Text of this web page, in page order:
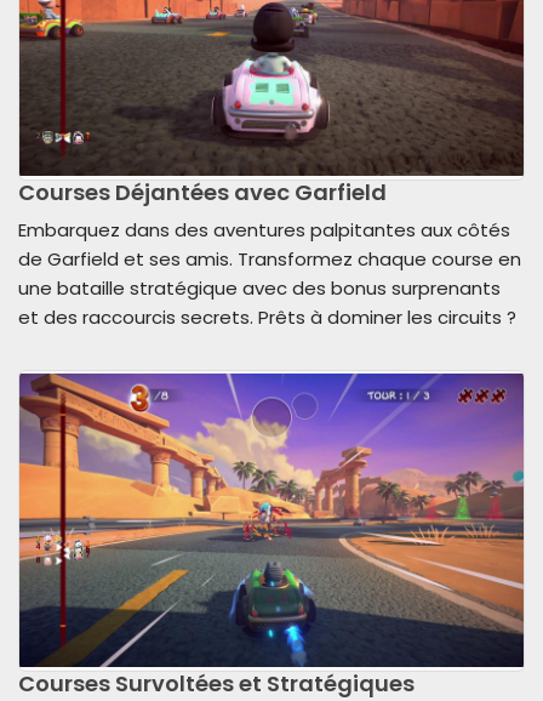
Courses Déjantées avec Garfield
Embarquez dans des aventures palpitantes aux côtés
de Garfield et ses amis. Transformez chaque course en
une bataille stratégique avec des bonus surprenants
et des raccourcis secrets. Prêts à dominer les circuits ?
Courses Survoltées et Stratégiques